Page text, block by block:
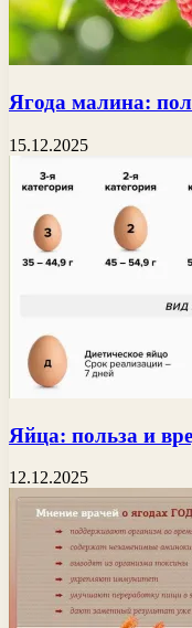
Ягода малина:
15.12.2025
Яйца: польза и
12.12.2025